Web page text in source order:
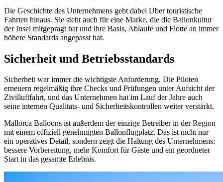
Die Geschichte des Unternehmens geht dabei Uber touristische
Fahrten hinaus. Sie steht auch für eine Marke, die die Ballonkultur
der Insel mitgepragt hat und ihre Basis, Ablaufe und Flotte an immer
höhere Standards angepasst hat.
Sicherheit und Betriebsstandards
Sicherheit war immer die wichtigste Anforderung. Die Piloten
erneuern regelmäßig ihre Checks und Prüfungen unter Aufsicht der
Zivilluftfahrt, und das Unternehmen hat im Lauf der Jahre auch
seine internen Qualitats- und Sicherheitskontrollen weiter verstärkt.
Mallorca Balloons ist außerdem der einzige Betreiber in der Region
mit einem offiziell genehmigten Ballonflugplatz. Das ist nicht nur
ein operatives Detail, sondern zeigt die Haltung des Unternehmens:
bessere Vorbereitung, mehr Komfort für Gäste und ein geordneter
Start in das gesamte Erlebnis.